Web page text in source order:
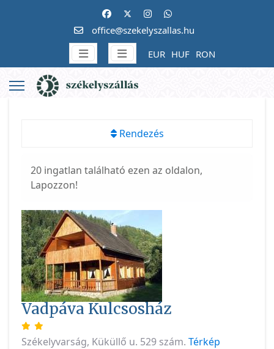
office@szekelyszallas.hu
EUR HUF RON
Rendezés
20 ingatlan található ezen az oldalon,
Lapozzon!
Vadpáva Kulcsosház
Székelyvarság, Küküllő u. 529 szám. Térkép